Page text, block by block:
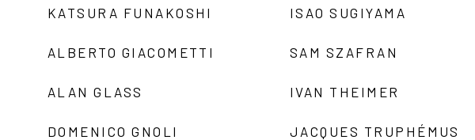
KATSURA FUNAKOSHI
ALBERTO GIACOMETTI
ALAN GLASS
DOMENICO GNOLI
ISAO SUGIYAMA
SAM SZAFRAN
IVAN THEIMER
JACQUES TRUPHÉMUS